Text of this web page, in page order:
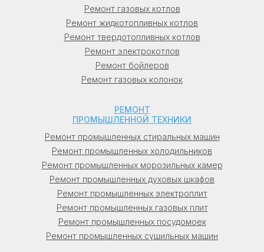
Беларусь: в Минске (Минск), в Гомеле
(Гомель), в Витебске (Витебск), в
Могилеве (Могилев), в Гродно, в Бресте
Самарканде (Самарканд).
Кыргызстан: в Бишкеке (Бишкек), в Оше
(Ош).
Молдова: в Кишиневе (Кишинев), в
Бельцы, в Тирасполе (Тирасполь).
Ремонт газовых котлов
Ремонт жидкотопливных котлов
Ремонт твердотопливных котлов
Ремонт электрокотлов
Ремонт бойлеров
Ремонт газовых колонок
РЕМОНТ
ПРОМЫШЛЕННОЙ ТЕХНИКИ
Ремонт промышленных стиральных машин
Ремонт промышленных холодильников
Ремонт промышленных морозильных камер
Ремонт промышленных духовых шкафов
Ремонт промышленных электроплит
Ремонт промышленных газовых плит
Ремонт промышленных посудомоек
Ремонт промышленных сушильных машин